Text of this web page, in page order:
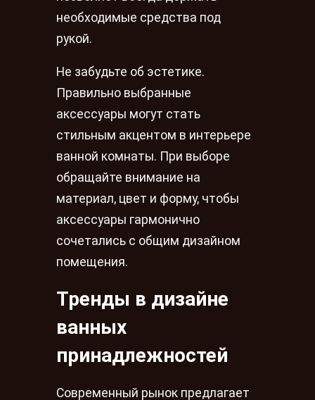
необходимые средства под
рукой.
Не забудьте об эстетике.
Правильно выбранные
аксессуары могут стать
стильным акцентом в интерьере
ванной комнаты. При выборе
обращайте внимание на
материал, цвет и форму, чтобы
аксессуары гармонично
сочетались с общим дизайном
помещения.
Тренды в дизайне
ванных
принадлежностей
Современный рынок предлагает